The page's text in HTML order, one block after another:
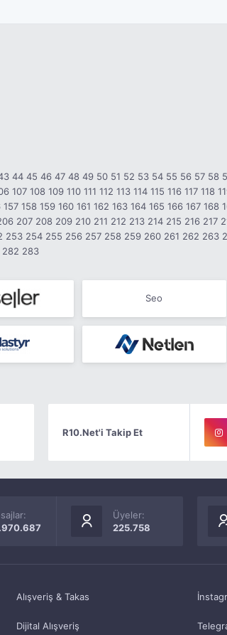
44 45 46 47 48 49 50 51 52 53 54 55 56 57 58
107 108 109 110 111 112 113 114 115 116 117 118
157 158 159 160 161 162 163 164 165 166 167 168
207 208 209 210 211 212 213 214 215 216 217
253 254 255 256 257 258 259 260 261 262 263
282 283
Seo
R10.Net'i Takip Et
Üyeler:
225.758
Alışveriş & Takas
Dijital Alışveriş